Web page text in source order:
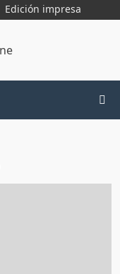
Edición impresa